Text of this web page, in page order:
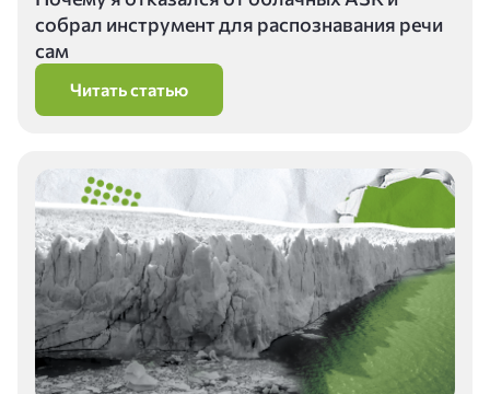
собрал инструмент для распознавания речи
сам
Читать статью